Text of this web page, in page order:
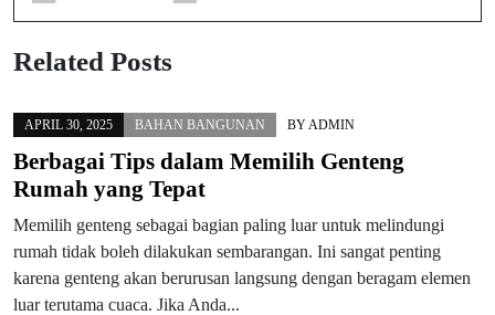
Related Posts
APRIL 30, 2025 BAHAN BANGUNAN BY ADMIN
Berbagai Tips dalam Memilih Genteng
Rumah yang Tepat
Memilih genteng sebagai bagian paling luar untuk melindungi
rumah tidak boleh dilakukan sembarangan. Ini sangat penting
karena genteng akan berurusan langsung dengan beragam elemen
luar terutama cuaca. Jika Anda...